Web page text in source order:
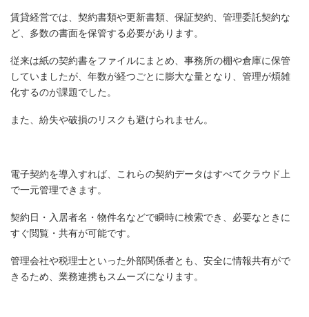
賃貸経営では、契約書類や更新書類、保証契約、管理委託契約な
ど、多数の書面を保管する必要があります。
従来は紙の契約書をファイルにまとめ、事務所の棚や倉庫に保管
していましたが、年数が経つごとに膨大な量となり、管理が煩雑
化するのが課題でした。
また、紛失や破損のリスクも避けられません。
電子契約を導入すれば、これらの契約データはすべてクラウド上
で一元管理できます。
契約日・入居者名・物件名などで瞬時に検索でき、必要なときに
すぐ閲覧・共有が可能です。
管理会社や税理士といった外部関係者とも、安全に情報共有がで
きるため、業務連携もスムーズになります。